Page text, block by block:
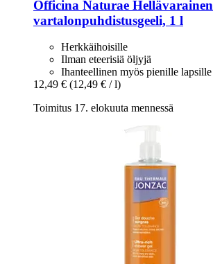
Officina Naturae Hellävarainen
vartalonpuhdistusgeeli, 1 l
Herkkäihoisille
Ilman eteerisiä öljyjä
Ihanteellinen myös pienille lapsille
12,49 € (12,49 € / l)
Toimitus 17. elokuuta mennessä